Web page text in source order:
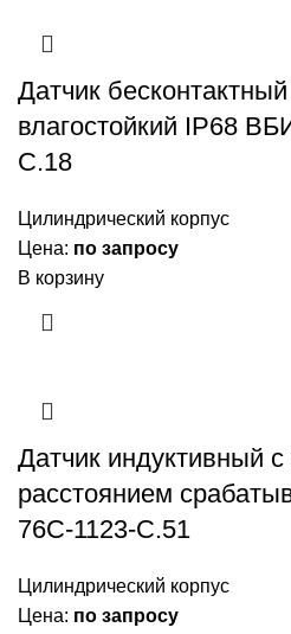
Датчик
влагостойкий IP68
С.18
Цилиндрический корпус
Цена: по запросу
В корзину
Датчик индуктивный
расстоянием
76С-1123-С.51
Цилиндрический корпус
Цена: по запросу